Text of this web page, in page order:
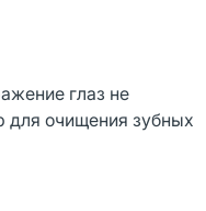
глаз не
для очищения зубных